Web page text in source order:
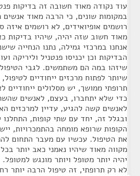
עוד נקודה מאוד חשובה זה בדיקות
במקומות שונים, כי הרבה מאוד אנשים
רושמים אופיואידים, לא רושמים איזה
מאוד חשוב שזה יהיה, שיהיו בדיקות
אנחנו במרכזי גמילה, נתנו הנחייה
הבדיקות וכן יכניסו פנטניל וליריקה
שיזהו במה הם משתמשים. לגבי
שיותר לפתוח מרכזים ייחודיים
תרופתי ממושך, יש מסלולים ייחודיים
כדי שלא יתחברו, בעצם, לאנשים
לאנשים קשה להגיע, עדיין למרכזים
ובגלל זה, יחד עם שתי קופות, התחלנו
הקופות שרופא מומחה בהתמכרויות,
את הטיפול. עכשיו עם מעבר התחום
מקווה מאוד שיהיו נאמני כאב יותר
יהיה יותר מטופל ויותר מונגש
לא רק תרופתי, זה טיפול הרבה יותר